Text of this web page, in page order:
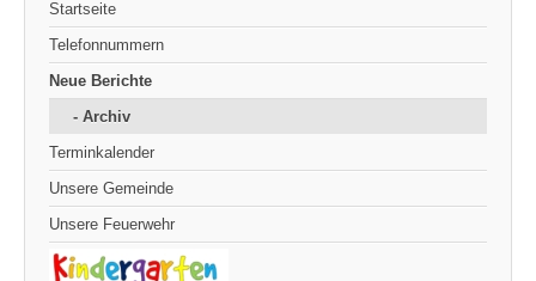
Startseite
Telefonnummern
Neue Berichte
- Archiv
Terminkalender
Unsere Gemeinde
Unsere Feuerwehr